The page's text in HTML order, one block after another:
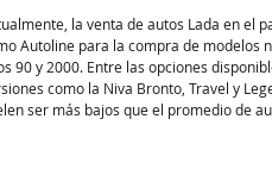
la venta de autos Lada en el
Autoline para la compra de modelos
90 y 2000. Entre las opciones
como la Niva Bronto, Travel y
ser más bajos que el promedio de